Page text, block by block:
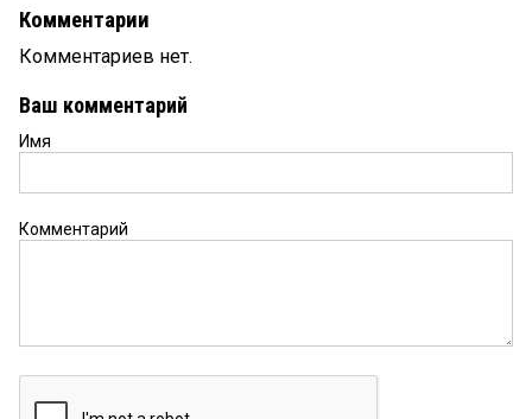
Комментарии
Комментариев нет.
Ваш комментарий
Имя
Комментарий